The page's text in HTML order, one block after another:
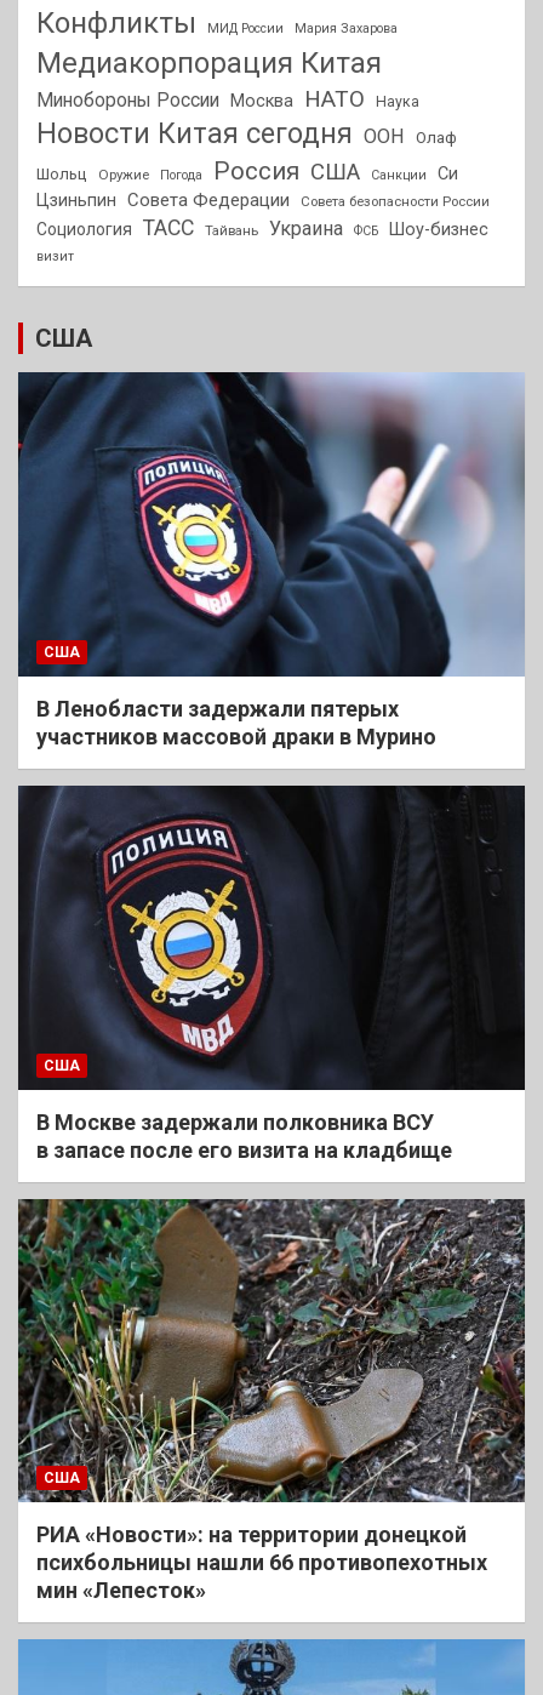
Конфликты
МИД России Мария Захарова
Медиакорпорация Китая
Минобороны России Москва НАТО Наука
Новости Китая сегодня ООН
Олаф
Шольц
Оружие Погода Россия США Санкции
Си
Цзиньпин Совета Федерации Совета безопасности России
Социология ТАСС Тайвань Украина ФСБ Шоу-бизнес
визит
США
США
В Ленобласти задержали пятерых
участников массовой драки в Мурино
США
В Москве задержали полковника ВСУ
в запасе после его визита на кладбище
США
РИА «Новости»: на территории донецкой
психбольницы нашли 66 противопехотных
мин «Лепесток»